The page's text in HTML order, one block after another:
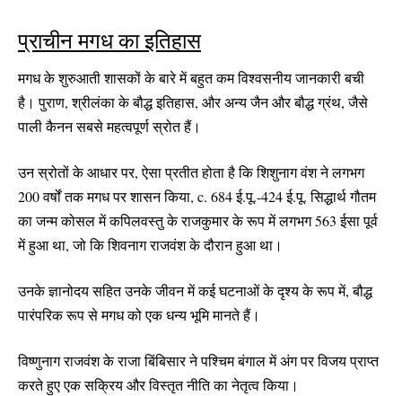
प्राचीन मगध का इतिहास
मगध के शुरुआती शासकों के बारे में बहुत कम विश्वसनीय जानकारी बची
है। पुराण, श्रीलंका के बौद्ध इतिहास, और अन्य जैन और बौद्ध ग्रंथ, जैसे
पाली कैनन सबसे महत्वपूर्ण स्रोत हैं।
उन स्रोतों के आधार पर, ऐसा प्रतीत होता है कि शिशुनाग वंश ने लगभग
200 वर्षों तक मगध पर शासन किया, c. 684 ई.पू.-424 ई.पू. सिद्धार्थ गौतम
का जन्म कोसल में कपिलवस्तु के राजकुमार के रूप में लगभग 563 ईसा पूर्व
में हुआ था, जो कि शिवनाग राजवंश के दौरान हुआ था।
उनके ज्ञानोदय सहित उनके जीवन में कई घटनाओं के दृश्य के रूप में, बौद्ध
पारंपरिक रूप से मगध को एक धन्य भूमि मानते हैं।
विष्णुनाग राजवंश के राजा बिंबिसार ने पश्चिम बंगाल में अंग पर विजय प्राप्त
करते हुए एक सक्रिय और विस्तृत नीति का नेतृत्व किया।